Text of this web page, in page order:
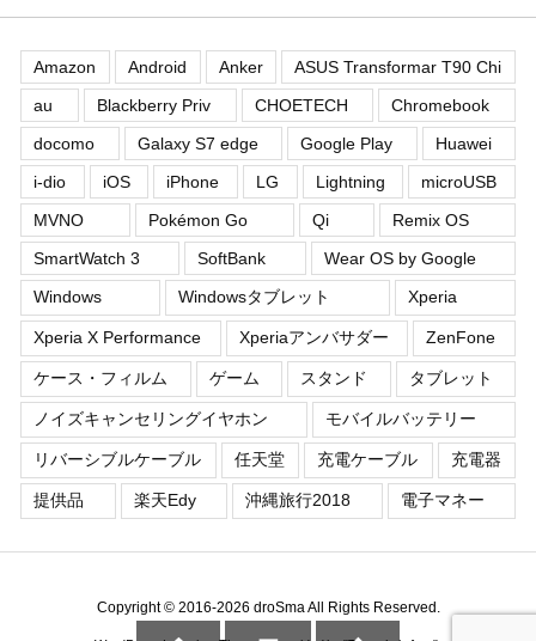
Amazon Android Anker
ASUS Transformar T90 Chi
au
Blackberry Priv CHOETECH
Chromebook
docomo
Galaxy S7 edge Google Play
Huawei
i-dio
iOS iPhone LG Lightning
microUSB
MVNO
Pokémon Go Qi
Remix OS
SmartWatch 3
SoftBank
Wear OS by Google
Windows
Windowsタブレット Xperia
Xperia X Performance Xperiaアンバサダー ZenFone
ケース・フィルム ゲーム スタンド タブレット
ノイズキャンセリングイヤホン モバイルバッテリー
リバーシブルケーブル 任天堂 充電ケーブル 充電器
提供品 楽天Edy 沖縄旅行2018 電子マネー
Copyright © 2016-2026 droSmaAll Rights Reserved.